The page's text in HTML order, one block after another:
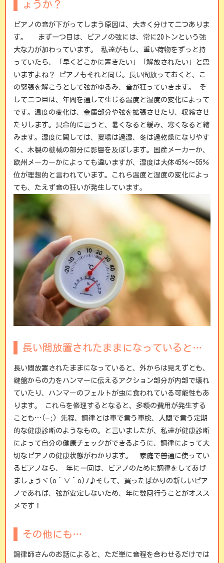
ょうか？
ピアノの音が下がってしまう原因は、大きく分けて二つありま
す。
まず一つ目は、ピアノの弦には、常に20トンという強
大な力が加わっています。
私達がもし、重い荷物をずっと持
っていたら、「早くどこかに置きたい」「解放されたい」と思
いますよね？
ピアノもそれと同じ。長い間放っておくと、こ
の緊張を解こうとして弦がゆるみ、音が狂っていきます。
そ
して二つ目は、年間を通して生じる温度と湿度の変化によって
です。温度の変化は、金属部分や弦を拡張させたり、収縮させ
たりします。具合的に言うと、暑くなると緩み、寒くなると縮
みます。湿度に関しては、夏場は過湿、冬は過乾燥になりやす
く、木製の機械の部分に影響を及ぼします。国産メーカーか、
欧州メーカーかによっても違いますが、湿度は大体45％～55％
位が理想的と言われています。これら温度と湿度の変化によっ
ても、たえず音の狂いが発生しています。
長い間放置されたままになっていると…
長い間放置されたままになっていると、外からは見えずとも、
鍵盤からの力をハンマーに伝えるアクション部分が内部で壊れ
ていたり、ハンマーのフェルトが虫に食われている可能性もあ
ります。 これらを修理するとなると、多額の費用が発生する
ことも…(–;)
先程、調律とは車で言う車検、人間で言う定期
的な健康診断のようなもの。と言いましたが、私達が健康診断
によって自分の健康チェックができるように、調律によって大
切なピアノの健康状態がわかります。
家庭で普通に使ってい
るピアノなら、 年に一回は、ピアノのために調律をしてあげ
ましょうヾ(o´∀｀o)ﾉ♪そして、買ったばかりの新しいピア
ノであれば、弦が安定しないため、年に数回行うことがオスス
メです！
その他にも…
調律師さんのお話によると、ただ単に音程を合わせるだけでは